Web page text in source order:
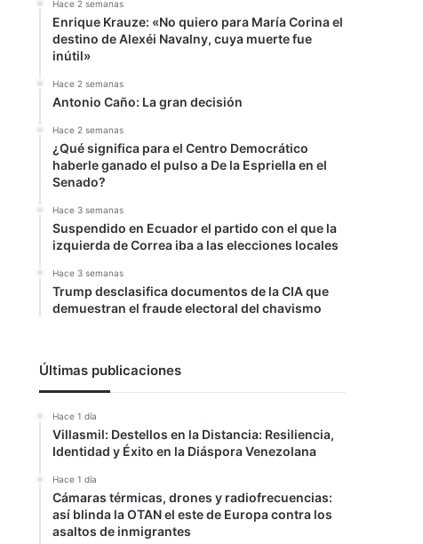
Hace 2 semanas
Enrique Krauze: «No quiero para María Corina el
destino de Alexéi Navalny, cuya muerte fue
inútil»
Hace 2 semanas
Antonio Caño: La gran decisión
Hace 2 semanas
¿Qué significa para el Centro Democrático
haberle ganado el pulso a De la Espriella en el
Senado?
Hace 3 semanas
Suspendido en Ecuador el partido con el que la
izquierda de Correa iba a las elecciones locales
Hace 3 semanas
Trump desclasifica documentos de la CIA que
demuestran el fraude electoral del chavismo
Últimas publicaciones
Hace 1 día
Villasmil: Destellos en la Distancia: Resiliencia,
Identidad y Éxito en la Diáspora Venezolana
Hace 1 día
Cámaras térmicas, drones y radiofrecuencias:
así blinda la OTAN el este de Europa contra los
asaltos de inmigrantes